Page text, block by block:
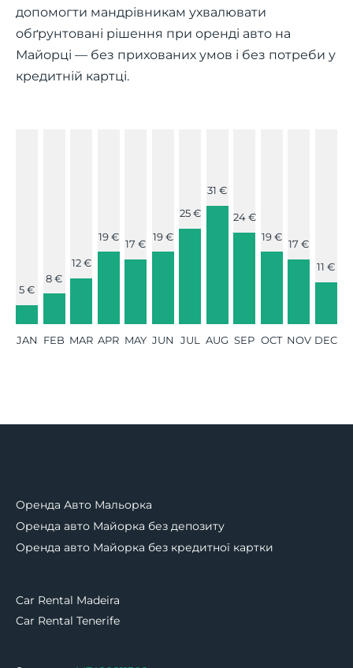
допомогти мандрівникам ухвалювати
обґрунтовані рішення при оренді авто на
Майорці — без прихованих умов і без потреби у
кредитній картці.
5 €
JAN
8 €
FEB
12 €
MAR
19 €
APR
17 €
MAY
19 €
JUN
25 €
JUL
31 €
AUG
24 €
SEP
19 €
OCT
17 €
NOV
11 €
DEC
Оренда Авто Мальорка
Оренда авто Майорка без депозиту
Оренда авто Майорка без кредитної картки
Car Rental Madeira
Car Rental Tenerife